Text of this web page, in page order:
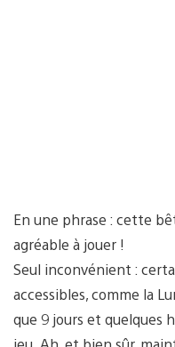
En une phrase : cette
agréable à jouer !
Seul inconvénient :
accessibles, comme la
que 9 jours et quelques